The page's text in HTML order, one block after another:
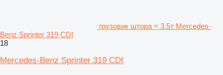
грузовик штора < 3.5т Mercedes-
Benz Sprinter 319 CDI
18
Mercedes-Benz Sprinter 319 CDI